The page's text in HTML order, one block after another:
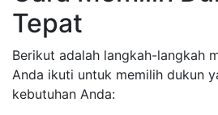
Tepat
Berikut adalah langkah-langkah
Anda ikuti untuk memilih dukun
kebutuhan Anda: